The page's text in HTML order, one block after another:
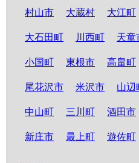
村山市 大蔵村 大江町
大石田町 川西町 天童
小国町 東根市 高畠町
尾花沢市 米沢市 山辺
中山町 三川町 酒田市
新庄市 最上町 遊佐町